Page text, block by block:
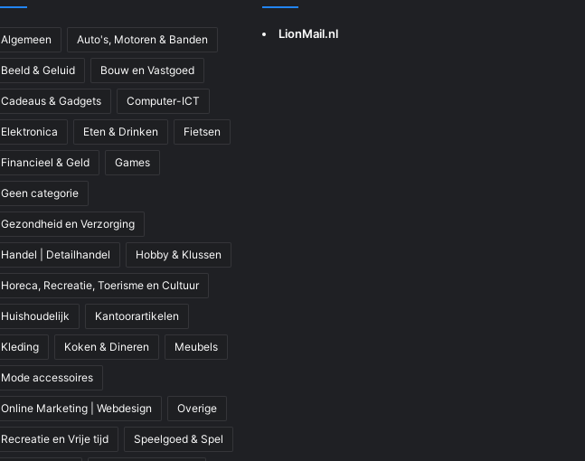
Algemeen Auto's, Motoren & Banden
Beeld & Geluid Bouw en Vastgoed
Cadeaus & Gadgets Computer-ICT
Elektronica Eten & Drinken Fietsen
Financieel & Geld Games
Geen categorie
Gezondheid en Verzorging
Handel | Detailhandel Hobby & Klussen
Horeca, Recreatie, Toerisme en Cultuur
Huishoudelijk Kantoorartikelen
Kleding Koken & Dineren Meubels
Mode accessoires
Online Marketing | Webdesign Overige
Recreatie en Vrije tijd Speelgoed & Spel
LionMail.nl